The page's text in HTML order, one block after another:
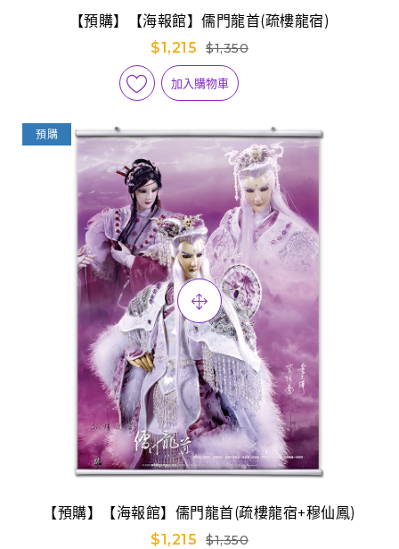
【預購】【海報館】儒門龍首(疏樓龍宿)
$1,215
$1,350
加入購物車
預購
【預購】【海報館】儒門龍首(疏樓龍宿+穆仙鳳)
$1,215
$1,350